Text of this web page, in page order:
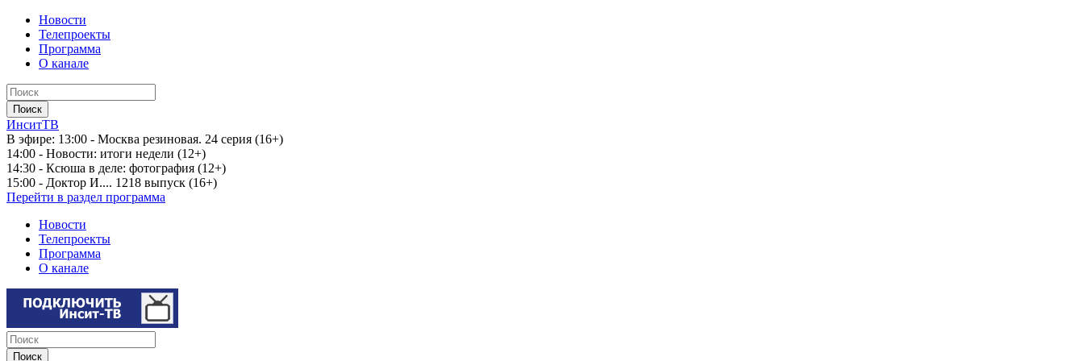
Новости
Телепроекты
Программа
О канале
ИнситТВ
В эфире: 13:00 - Москва резиновая. 24 серия (16+)
14:00 - Новости: итоги недели (12+)
14:30 - Ксюша в деле: фотография (12+)
15:00 - Доктор И.... 1218 выпуск (16+)
Перейти в раздел программа
Новости
Телепроекты
Программа
О канале